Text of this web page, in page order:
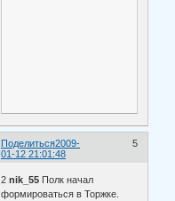
Поделиться 5
2009-
01-12 21:01:48
2nik_55 Полк начал
формироваться в Торжке.